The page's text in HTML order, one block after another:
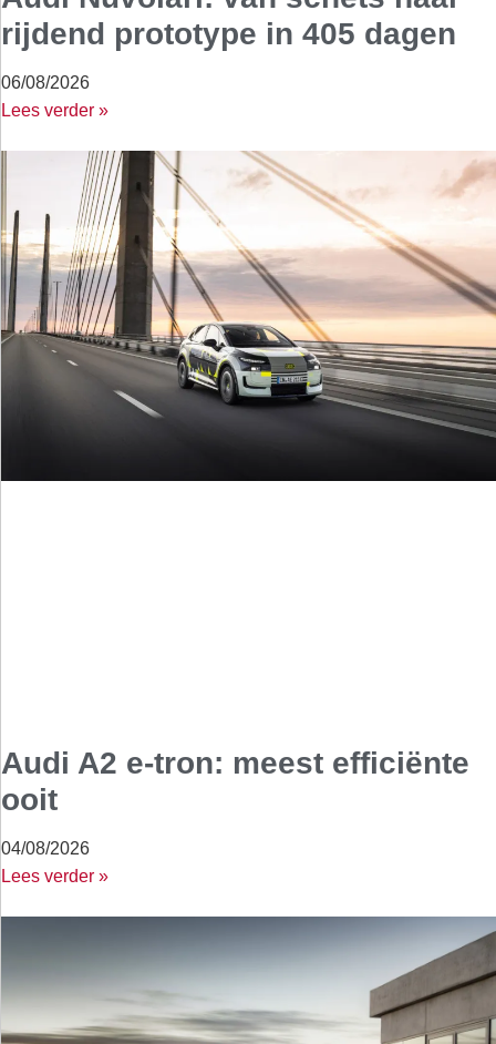
rijdend prototype in 405 dagen
06/08/2026
Lees verder »
Audi A2 e-tron: meest efficiënte
ooit
04/08/2026
Lees verder »